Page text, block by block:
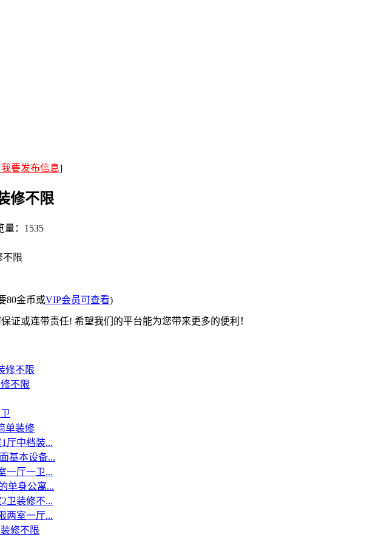
我要发布信息]
修不限
：1535
不限
80金币或VIP会员可查看)
证或连带责任! 希望我们的平台能为您带来更多的便利！
修不限
不限
单装修
厅中档装...
基本设备...
一厅一卫...
单身公寓...
卫装修不...
两室一厅...
修不限